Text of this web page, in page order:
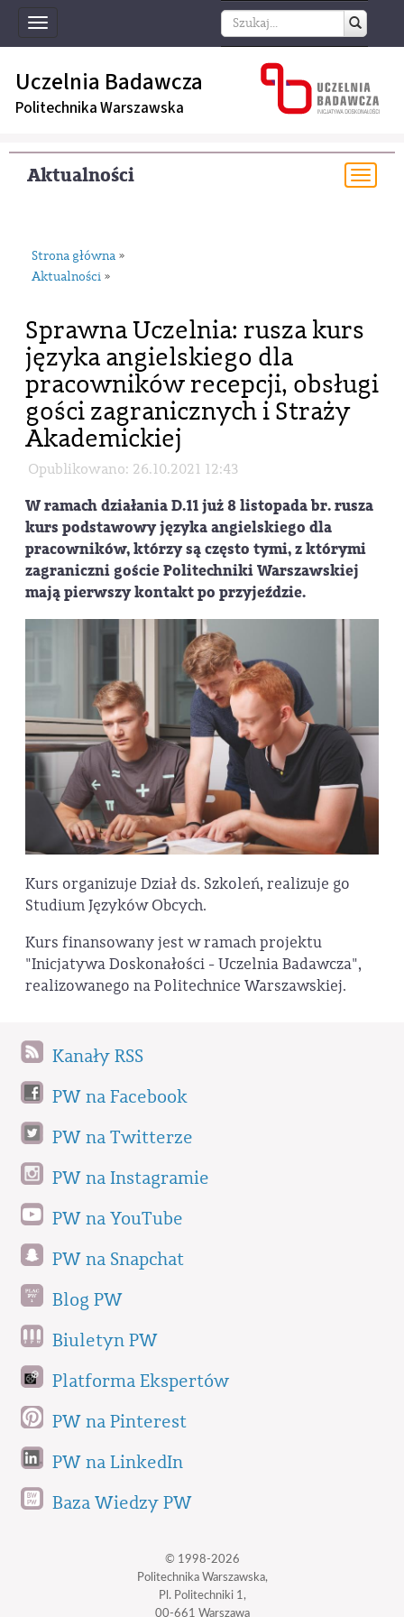
Toggle
navigation
Uczelnia Badawcza
Politechnika Warszawska
Aktualności
Strona główna »
Aktualności »
Sprawna Uczelnia: rusza kurs
języka angielskiego dla
pracowników recepcji, obsługi
gości zagranicznych i Straży
Akademickiej
Opublikowano: 26.10.2021 12:43
W ramach działania D.11 już 8 listopada br. rusza
kurs podstawowy języka angielskiego dla
pracowników, którzy są często tymi, z którymi
zagraniczni goście Politechniki Warszawskiej
mają pierwszy kontakt po przyjeździe.
Kurs organizuje Dział ds. Szkoleń, realizuje go
Studium Języków Obcych.
Kurs finansowany jest w ramach projektu
"Inicjatywa Doskonałości - Uczelnia Badawcza",
realizowanego na Politechnice Warszawskiej.
Kanały RSS
PW na Facebook
PW na Twitterze
PW na Instagramie
PW na YouTube
PW na Snapchat
Blog PW
Biuletyn PW
Platforma Ekspertów
PW na Pinterest
PW na LinkedIn
Baza Wiedzy PW
© 1998-2026
Politechnika Warszawska,
Pl. Politechniki 1,
00-661 Warszawa